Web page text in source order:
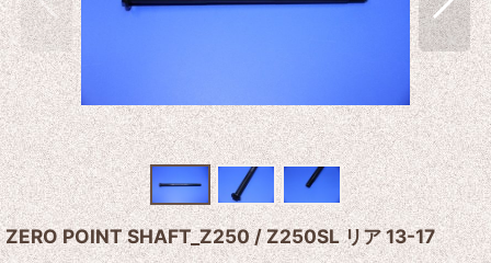
ZERO POINT SHAFT_Z250 / Z250SL リア 13-17